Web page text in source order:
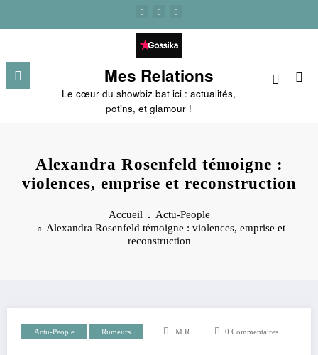
contenu
Mes Relations
Le cœur du showbiz bat ici : actualités,
potins, et glamour !
Alexandra Rosenfeld témoigne :
violences, emprise et reconstruction
Accueil
Actu-People
Alexandra Rosenfeld témoigne : violences, emprise et
reconstruction
Actu-People Rumeurs M.R 0 Commentaires